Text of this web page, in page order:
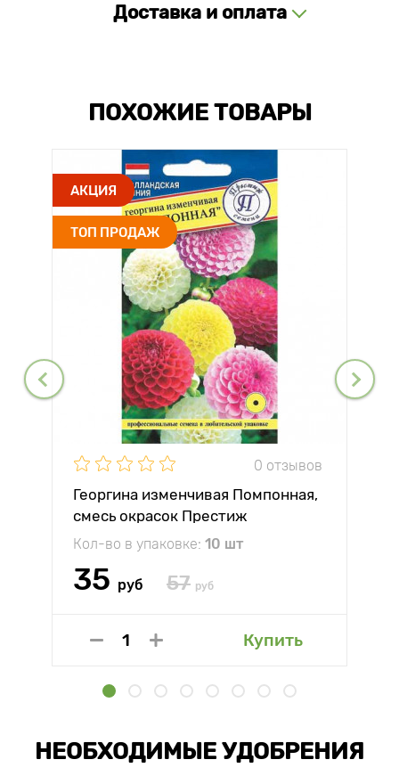
Доставка и оплата
ПОХОЖИЕ ТОВАРЫ
АКЦИЯ
ТОП ПРОДАЖ
0 отзывов
Георгина изменчивая Помпонная,
смесь окрасок Престиж
Кол-во в упаковке: 10 шт
35 руб 57 руб
Купить
НЕОБХОДИМЫЕ УДОБРЕНИЯ